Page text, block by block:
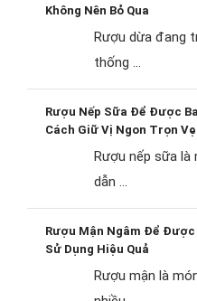
Không Nên Bỏ Qua
Rượu dừa đang
thống ...
Rượu Nếp Sữa Để Được
Cách Giữ Vị Ngon Trọn
Rượu nếp sữa là
dẫn ...
Rượu Mận Ngâm Để Được
Sử Dụng Hiệu Quả
Rượu mận là